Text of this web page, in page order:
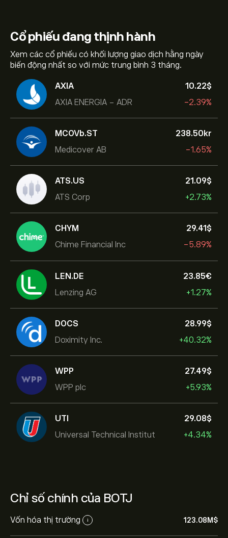
Cổ phiếu đang thịnh hành
Xem các cổ phiếu có khối lượng giao dịch hằng ngày
biến động nhất so với mức trung bình 3 tháng.
AXIA
AXIA ENERGIA - ADR
10.22‎$‎
-2.39%
MCOVb.ST
Medicover AB
238.50‎kr‎
-1.65%
ATS.US
ATS Corp
21.09‎$‎
+2.73%
CHYM
Chime Financial Inc
29.41‎$‎
-5.89%
LEN.DE
Lenzing AG
23.85‎€‎
+1.27%
DOCS
Doximity Inc.
28.99‎$‎
+40.32%
WPP
WPP plc
27.49‎$‎
+5.93%
UTI
Universal Technical Institut
29.08‎$‎
+4.34%
Chỉ số chính của BOTJ
Vốn hóa thị trường i 123.08M‎$‎